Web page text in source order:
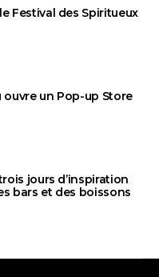
Festival des Spiritueux
ouvre un Pop-up Store
jours d’inspiration
bars et des boissons